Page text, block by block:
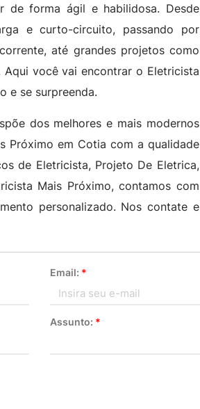
de forma ágil e habilidosa. Desde
e curto-circuito, passando por
até grandes projetos como
você vai encontrar o Eletricista
e se surpreenda.
dos melhores e mais modernos
Próximo em Cotia com a qualidade
de Eletricista, Projeto De Eletrica,
Mais Próximo, contamos com
personalizado. Nos contate e
Email: *
Assunto: *